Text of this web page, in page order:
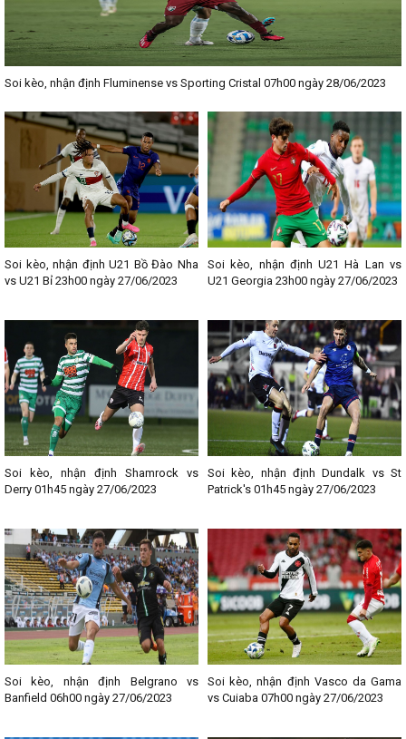
Soi kèo, nhận định Fluminense vs Sporting Cristal 07h00 ngày 28/06/2023
Soi kèo, nhận định U21 Bồ Đào Nha
vs U21 Bỉ 23h00 ngày 27/06/2023
Soi kèo, nhận định U21 Hà Lan vs
U21 Georgia 23h00 ngày 27/06/2023
Soi kèo, nhận định Shamrock vs
Derry 01h45 ngày 27/06/2023
Soi kèo, nhận định Dundalk vs St
Patrick's 01h45 ngày 27/06/2023
Soi kèo, nhận định Belgrano vs
Banfield 06h00 ngày 27/06/2023
Soi kèo, nhận định Vasco da Gama
vs Cuiaba 07h00 ngày 27/06/2023